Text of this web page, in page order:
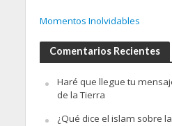
Momentos Inolvidables
Comentarios Recientes
Haré que llegue tu
de la Tierra
¿Qué dice el islam sobre